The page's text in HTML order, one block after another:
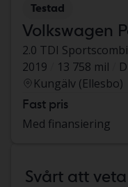
Testad
Volkswagen
2.0 TDI Sportscombi
2019
13 758 mil
Kungälv (Ellesbo)
Fast pris
Med finansiering
Svårt att